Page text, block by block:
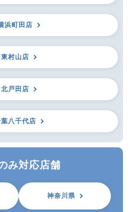
浜町田店
東村山店
北戸田店
八千代店
み対応店舗
神奈川県